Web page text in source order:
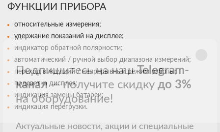
ФУНКЦИИ ПРИБОРА
относительные измерения;
удержание показаний на дисплее;
индикатор обратной полярности;
автоматический / ручной выбор диапазона измерений;
переход в ждущий / непрерывный режим работы;
подсветка дисплея;
индикация замены батареи;
индикация перегрузки.
Подпишитесь на нашTelegram-
канал— получите скидку до 3%
на оборудование!
Актуальные новости, акции и специальные